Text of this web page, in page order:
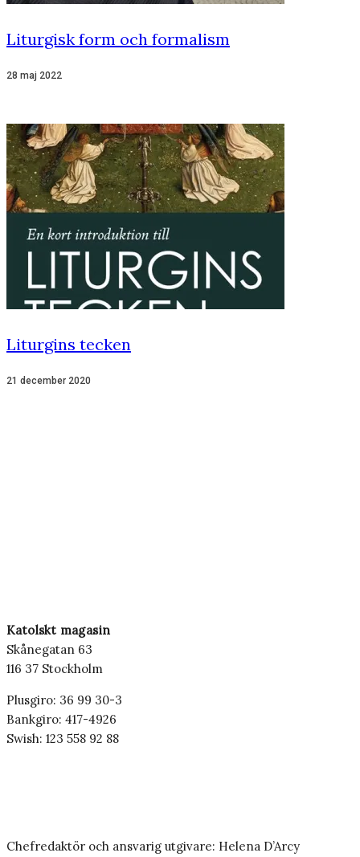
Liturgisk form och formalism
28 maj 2022
Liturgins tecken
21 december 2020
Katolskt magasin
Skånegatan 63
116 37 Stockholm
Plusgiro: 36 99 30-3
Bankgiro: 417-4926
Swish: 123 558 92 88
Chefredaktör och ansvarig utgivare: Helena D’Arcy